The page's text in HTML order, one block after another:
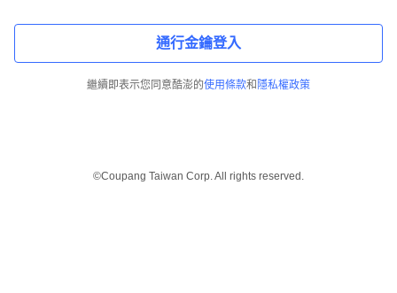
通行金鑰登入
繼續即表示您同意酷澎的使用條款和 隱私權政策
©Coupang Taiwan Corp. All rights reserved.